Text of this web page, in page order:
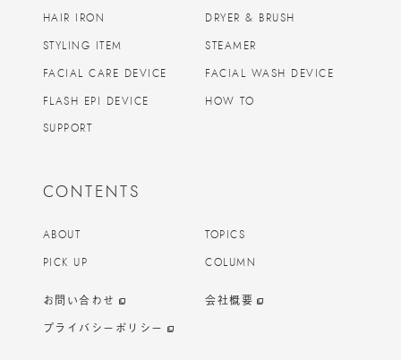
HAIR IRON DRYER & BRUSH
STYLING ITEM STEAMER
FACIAL CARE DEVICE FACIAL WASH DEVICE
FLASH EPI DEVICE
SUPPORT
HOW TO
CONTENTS
ABOUT TOPICS
PICK UP COLUMN
会社概要
お問い合わせ
プライバシーポリシー